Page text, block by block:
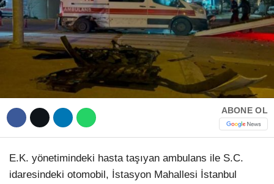
WhatsApp İhbar
Hattı
Facebook
Youtube
İLANLAR
TERCİH ROBOTU
ABONE OL
E.K. yönetimindeki hasta taşıyan ambulans ile S.C.
idaresindeki otomobil, İstasyon Mahallesi İstanbul